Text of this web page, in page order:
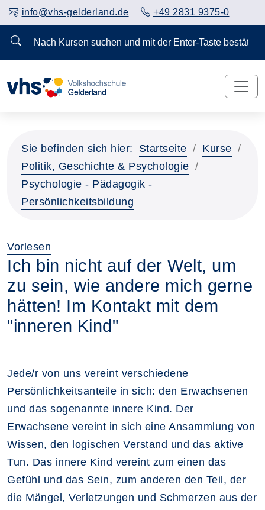
info@vhs-gelderland.de +49 2831 9375-0
Nach Kursen suchen und mit der Enter-Taste
Sie befinden sich hier: Startseite
Kurse
Politik, Geschichte & Psychologie
Psychologie - Pädagogik -
Persönlichkeitsbildung
Vorlesen
Ich bin nicht auf der Welt, um
zu sein, wie andere mich gerne
hätten! Im Kontakt mit dem
"inneren Kind"
Jede/r von uns vereint verschiedene
Persönlichkeitsanteile in sich: den Erwachsenen
und das sogenannte innere Kind. Der
Erwachsene vereint in sich eine Ansammlung von
Wissen, den logischen Verstand und das aktive
Tun. Das innere Kind vereint zum einen das
Gefühl und das Sein, zum anderen den Teil, der
die Mängel, Verletzungen und Schmerzen aus der